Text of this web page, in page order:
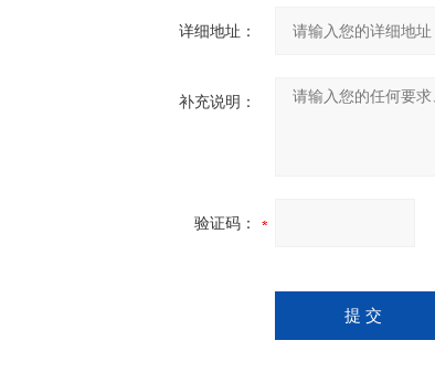
详细地址：
补充说明：
验证码：